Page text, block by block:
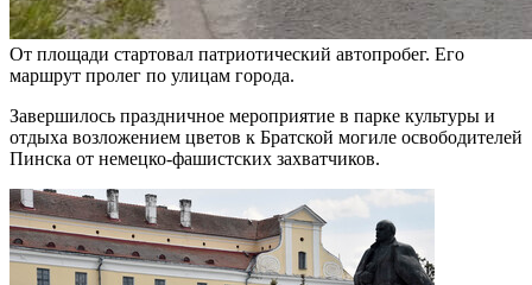
От площади стартовал патриотический автопробег. Его
маршрут пролег по улицам города.
Завершилось праздничное мероприятие в парке культуры и
отдыха возложением цветов к Братской могиле освободителей
Пинска от немецко-фашистских захватчиков.